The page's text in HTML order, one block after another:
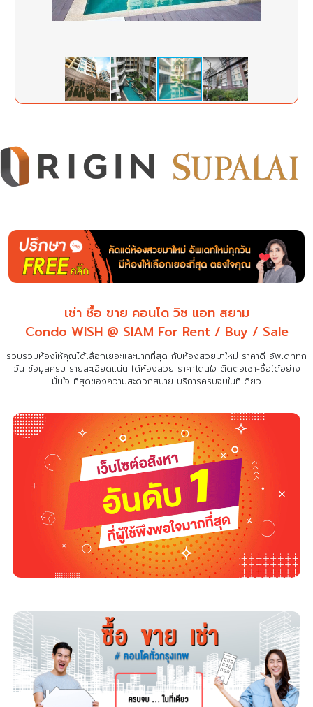
เช่า ซื้อ ขาย คอนโด วิช แอท สยาม
Condo WISH @ SIAM For Rent / Buy / Sale
รวบรวมห้องให้คุณได้เลือกเยอะและมากที่สุด กับห้องสวยมาใหม่ ราคาดี อัพเดททุก
วัน ข้อมูลครบ รายละเอียดแน่นได้ห้องสวย ราคาโดนใจ ติดต่อเช่า-ซื้อได้อย่าง
มั่นใจ ที่สุดของความสะดวกสบาย บริการครบจบในที่เดียว